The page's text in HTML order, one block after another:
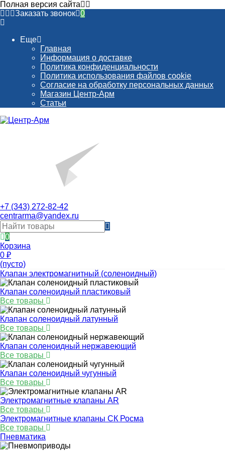
Полная версия сайта
Заказать звонок 0
Еще
Главная
Информация о доставке
Политика конфиденциальности
Политика использования файлов cookie
Согласие на обработку персональных данных
Магазин Центр-Арм
Статьи
+7 (343) 272-82-42
centrarma@yandex.ru
0
Корзина
0 ₽
(пусто)
Клапан электромагнитный (соленоидный)
Клапан соленоидный пластиковый
Все товары
Клапан соленоидный латунный
Все товары
Клапан соленоидный нержавеющий
Все товары
Клапан соленоидный чугунный
Все товары
Электромагнитные клапаны AR
Все товары
Электромагнитные клапаны СК Росма
Все товары
Пневматика